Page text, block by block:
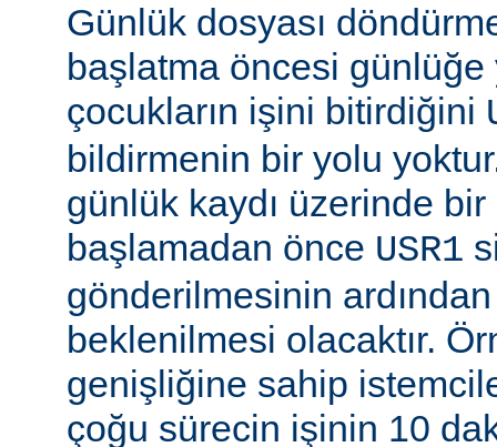
Günlük dosyası
başlatma öncesi
çocukların işini bitirdiğini
bildirmenin bir yolu
günlük kaydı üzerinde
başlamadan önce USR1
gönderilmesinin
beklenilmesi olacaktır.
genişliğine sahip
çoğu sürecin işinin 10